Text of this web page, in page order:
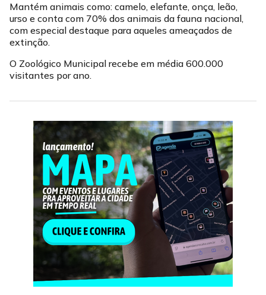
Mantém animais como: camelo, elefante, onça, leão,
urso e conta com 70% dos animais da fauna nacional,
com especial destaque para aqueles ameaçados de
extinção.
O Zoológico Municipal recebe em média 600.000
visitantes por ano.